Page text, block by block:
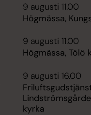
9 augusti 11.00
Högmässa,
9 augusti 11.00
Högmässa, Tölö
9 augusti 16.00
kyrka